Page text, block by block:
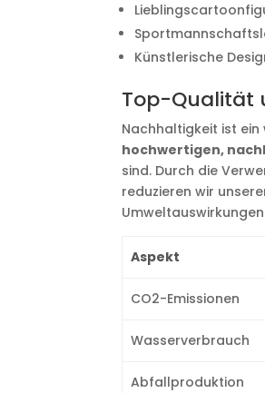
Künstlerische
Top-Qualität
Nachhaltigkeit ist ein
hochwertigen,
sind. Durch die
reduzieren wir
Aspekt
CO2-Emissionen
Wasserverbrauch
Abfallproduktion